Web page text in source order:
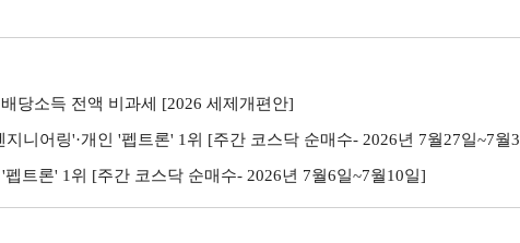
당소득 전액 비과세 [2026 세제개편안]
니어링'·개인 '펩트론' 1위 [주간 코스닥 순매수- 2026년 7월27일~7월31일]
'펩트론' 1위 [주간 코스닥 순매수- 2026년 7월6일~7월10일]